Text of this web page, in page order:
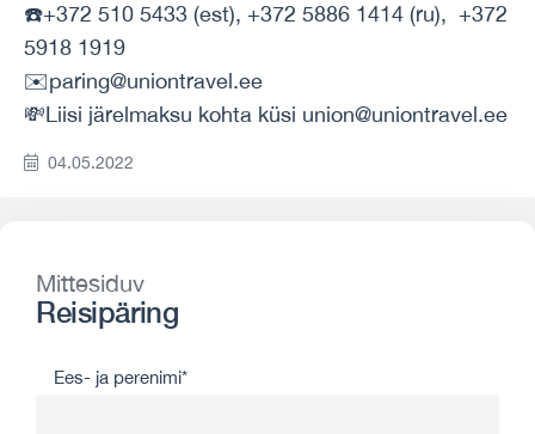
☎️+372 510 5433 (est), +372 5886 1414 (ru), +372
5918 1919
✉️paring@uniontravel.ee
💸Liisi järelmaksu kohta küsi union@uniontravel.ee
04.05.2022
Mittesiduv
Reisipäring
Ees- ja perenimi*